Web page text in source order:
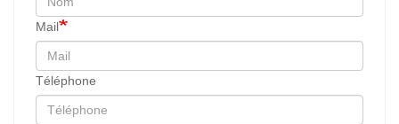
Mail
Téléphone